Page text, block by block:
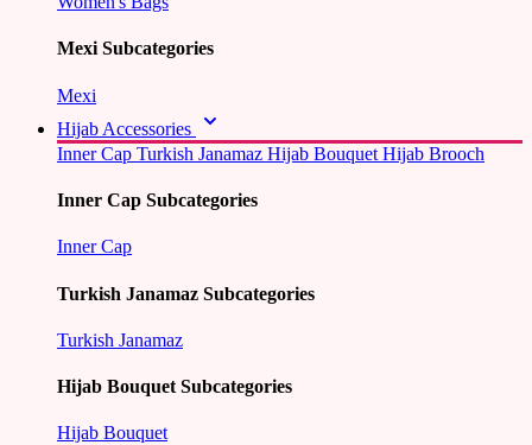
Mexi Subcategories
Mexi
Hijab Accessories
Inner Cap Turkish Janamaz Hijab Bouquet Hijab Brooch
Inner Cap Subcategories
Inner Cap
Turkish Janamaz Subcategories
Turkish Janamaz
Hijab Bouquet Subcategories
Hijab Bouquet